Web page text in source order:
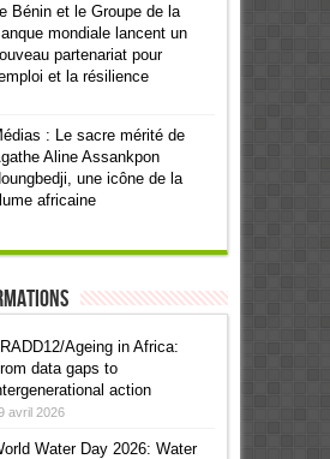
Bénin et le Groupe de la
mondiale lancent un
partenariat pour
et la résilience
: Le sacre mérité de
Aline Assankpon
une icône de la
africaine
Ageing in Africa:
data gaps to
action
avril 2026
Water Day 2026: Water